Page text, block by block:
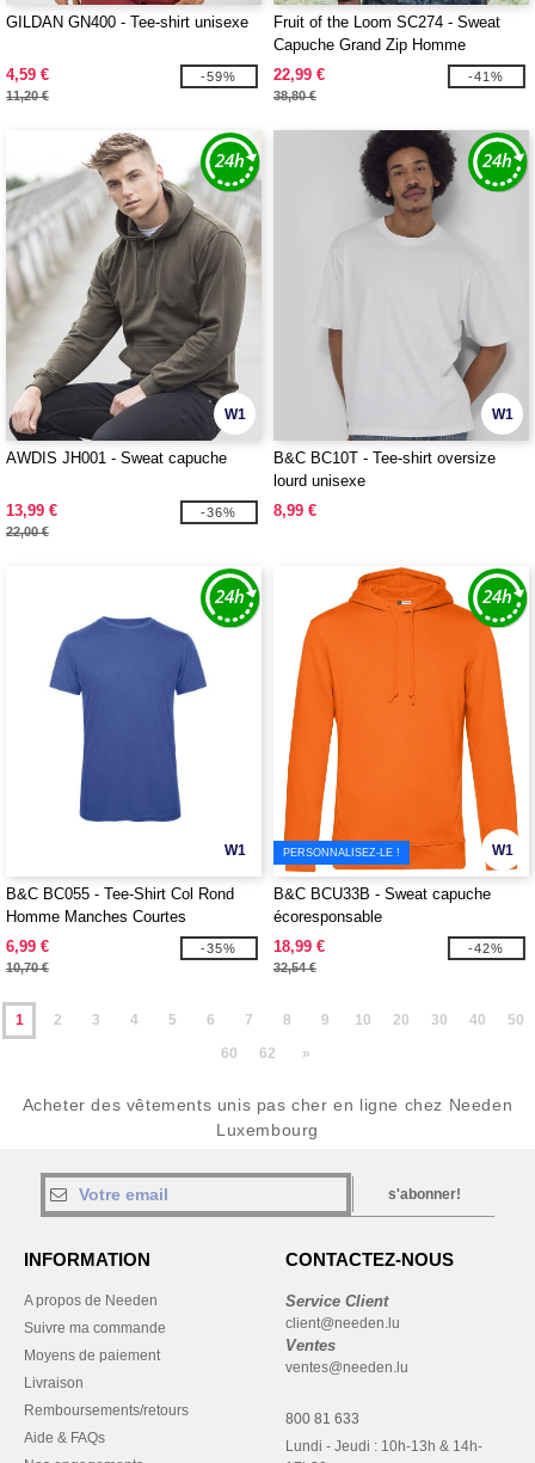
GILDAN GN400 - Tee-shirt unisexe
4,59 €
11,20 €
-59%
Fruit of the Loom SC274 - Sweat
Capuche Grand Zip Homme
22,99 €
38,80 €
-41%
W1
AWDIS JH001 - Sweat capuche
13,99 €
22,00 €
-36%
W1
B&C BC10T - Tee-shirt oversize
lourd unisexe
8,99 €
W1
B&C BC055 - Tee-Shirt Col Rond
Homme Manches Courtes
6,99 €
10,70 €
-35%
W1
PERSONNALISEZ-LE !
B&C BCU33B - Sweat capuche
écoresponsable
18,99 €
32,54 €
-42%
1 2 3 4 5 6 7 8 9 10 20 30 40
50
60
62 »
Acheter des vêtements unis pas cher en ligne chez Needen
Luxembourg
s'abonner!
INFORMATION
A propos de Needen
Suivre ma commande
Moyens de paiement
Livraison
Remboursements/retours
Aide & FAQs
CONTACTEZ-NOUS
Service Client
client@needen.lu
Ventes
ventes@needen.lu
800 81 633
Lundi - Jeudi : 10h-13h & 14h-